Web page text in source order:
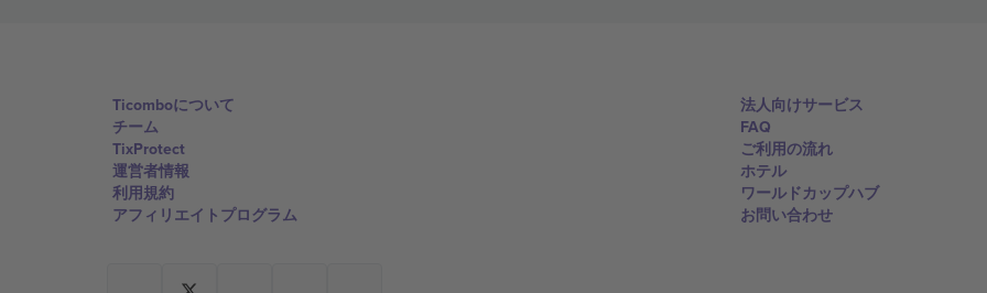
Ticomboについて
チーム
TixProtect
運営者情報
利用規約
アフィリエイトプログラム
法人向けサービス
FAQ
ご利用の流れ
ホテル
ワールドカップハブ
お問い合わせ